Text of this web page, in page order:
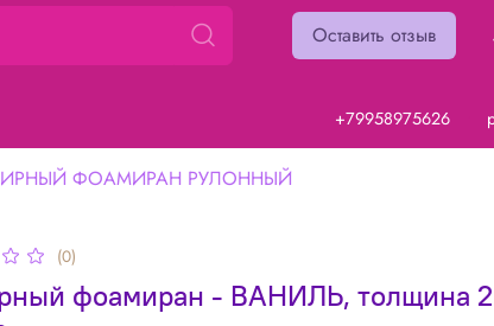
Оставить отзыв
+79958975626
ФОАМИРАН РУЛОННЫЙ
(0)
фоамиран - ВАНИЛЬ, толщина